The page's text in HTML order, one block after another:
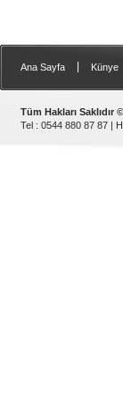
Ana Sayfa Künye
Tüm Hakları Saklıdır
Tel : 0544 880 87 87 |